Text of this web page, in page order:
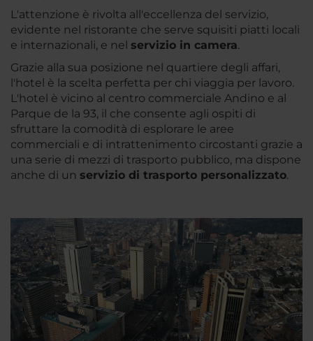
L'attenzione è rivolta all'eccellenza del servizio,
evidente nel ristorante che serve squisiti piatti locali
e internazionali, e nel servizio in camera.
Grazie alla sua posizione nel quartiere degli affari,
l'hotel è la scelta perfetta per chi viaggia per lavoro.
L'hotel è vicino al centro commerciale Andino e al
Parque de la 93, il che consente agli ospiti di
sfruttare la comodità di esplorare le aree
commerciali e di intrattenimento circostanti grazie a
una serie di mezzi di trasporto pubblico, ma dispone
anche di un servizio di trasporto personalizzato.